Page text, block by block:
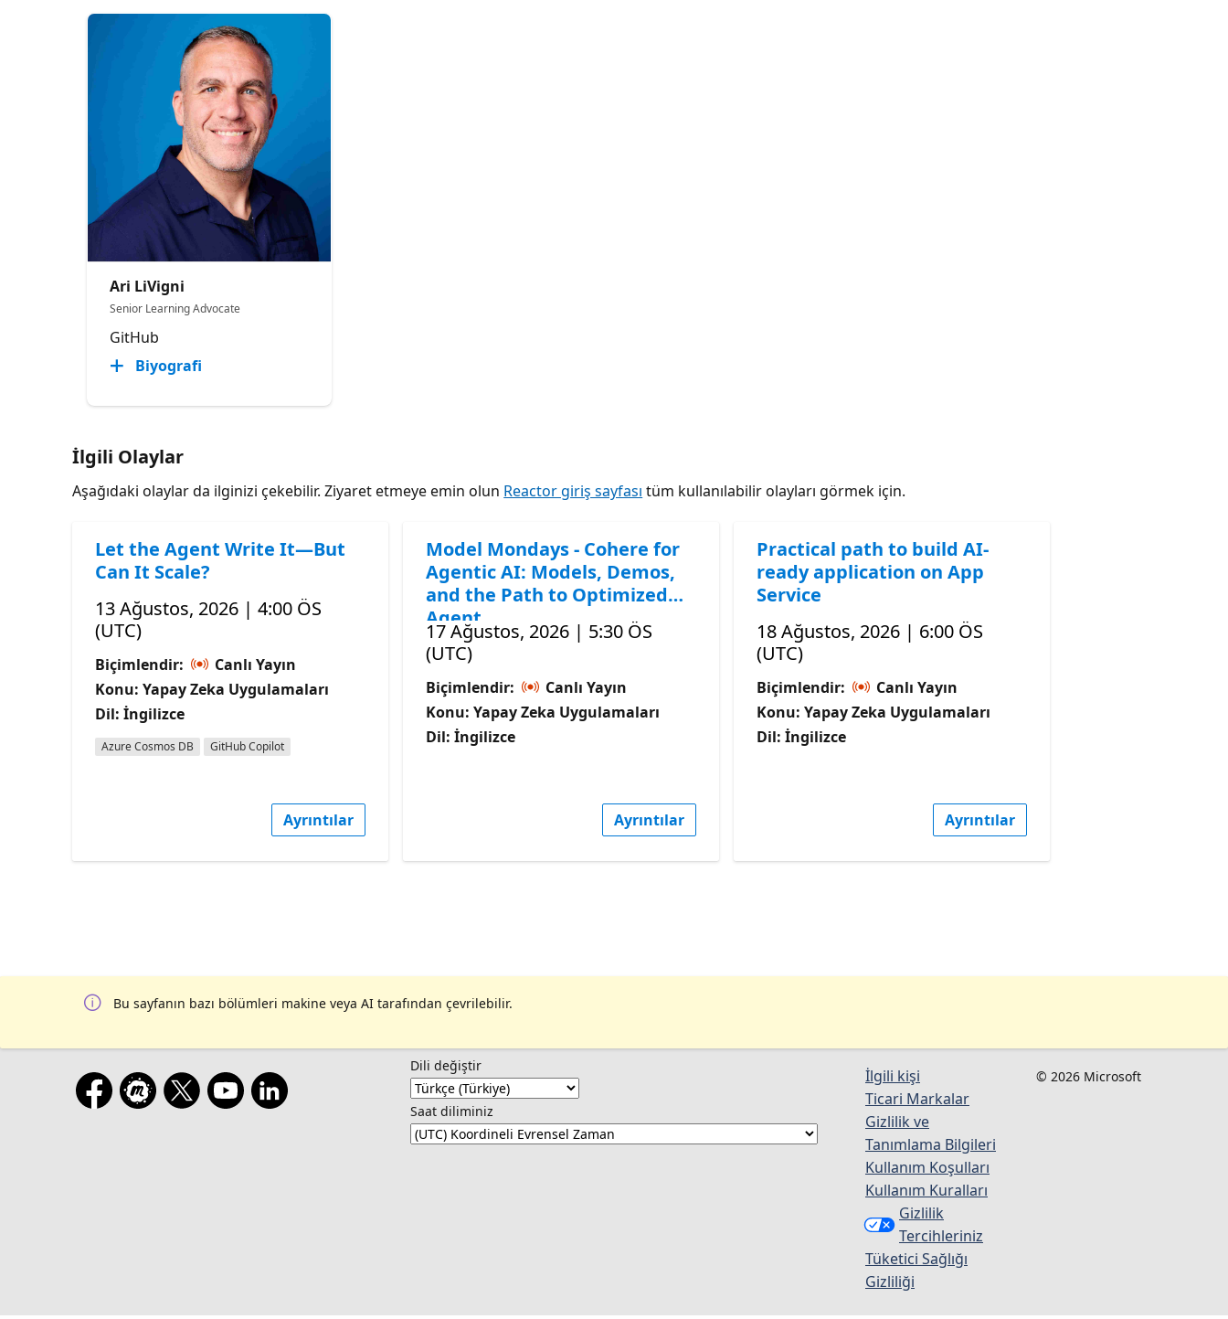
Ari LiVigni
Senior Learning Advocate
GitHub
Biyografi
İlgili Olaylar
Aşağıdaki olaylar da ilginizi çekebilir. Ziyaret etmeye emin olun Reactor giriş sayfası tüm kullanılabilir olayları görmek için.
Let the Agent Write It—But
Can It Scale?
13 Ağustos, 2026 | 4:00 ÖS
(UTC)
Biçimlendir:
Canlı Yayın
Konu: Yapay Zeka Uygulamaları
Dil: İngilizce
Azure Cosmos DB GitHub Copilot
Ayrıntılar
Model Mondays - Cohere for
Agentic AI: Models, Demos,
and the Path to Optimized
Agent
17 Ağustos, 2026 | 5:30 ÖS
(UTC)
Biçimlendir:
Canlı Yayın
Konu: Yapay Zeka Uygulamaları
Dil: İngilizce
Ayrıntılar
Practical path to build AI-
ready application on App
Service
18 Ağustos, 2026 | 6:00 ÖS
(UTC)
Biçimlendir:
Canlı Yayın
Konu: Yapay Zeka Uygulamaları
Dil: İngilizce
Ayrıntılar
Bu sayfanın bazı bölümleri makine veya AI tarafından çevrilebilir.
Dili değiştir
Saat diliminiz
İlgili kişi
Ticari Markalar
Gizlilik ve
Tanımlama Bilgileri
Kullanım Koşulları
Kullanım Kuralları
Gizlilik
Tercihleriniz
Tüketici Sağlığı
Gizliliği
© 2026 Microsoft